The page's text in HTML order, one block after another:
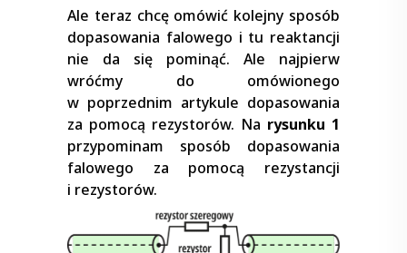
Ale teraz chcę omówić kolejny sposób
dopasowania falowego i tu reaktancji
nie da się pominąć. Ale najpierw
wróćmy do omówionego
w poprzednim artykule dopasowania
za pomocą rezystorów. Na rysunku 1
przypominam sposób dopasowania
falowego za pomocą rezystancji
i rezystorów.